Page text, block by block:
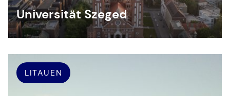
Universität Szeged
LITAUEN